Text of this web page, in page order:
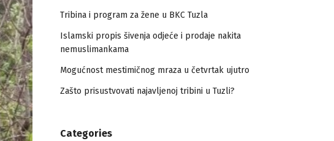
Tribina i program za žene u BKC Tuzla
Islamski propis šivenja odjeće i prodaje nakita
nemuslimankama
Mogućnost mestimičnog mraza u četvrtak ujutro
Zašto prisustvovati najavljenoj tribini u Tuzli?
Categories